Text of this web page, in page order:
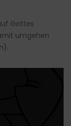
Gottes
umgehen